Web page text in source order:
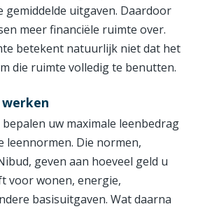
gemiddelde uitgaven. Daardoor
meer financiële ruimte over.
betekent natuurlijk niet dat het
die ruimte volledig te benutten.
uw maximale leenbedrag
leennormen. Die normen,
geven aan hoeveel geld u
voor wonen, energie,
basisuitgaven. Wat daarna